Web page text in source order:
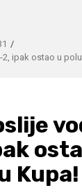
ipak ostao u
Kupa!